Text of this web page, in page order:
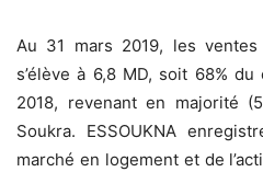
Au 31 mars 2019, les
s’élève à 6,8 MD, soit 68%
2018, revenant en majorité
Soukra. ESSOUKNA
marché en logement et de